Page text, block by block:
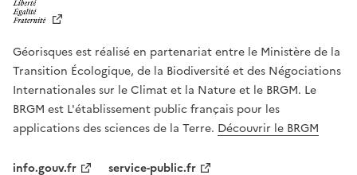
T
É
,
É
G
A
L
Géorisques est réalisé en partenariat entre le Ministère de la
Transition Écologique, de la Biodiversité et des Négociations
Internationales sur le Climat et la Nature et le BRGM. Le
BRGM est L'établissement public français pour les
applications des sciences de la Terre. Découvrir le BRGM
info.gouv.fr
service-public.fr